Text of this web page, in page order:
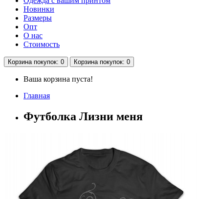
Новинки
Размеры
Опт
О нас
Стоимость
Корзинапокупок: 0 Корзинапокупок: 0
Ваша корзина пуста!
Главная
Футболка Лизни меня